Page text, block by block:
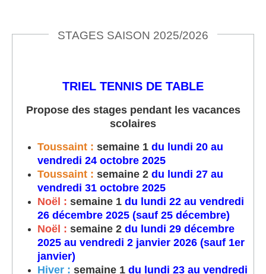
STAGES SAISON 2025/2026
TRIEL TENNIS DE TABLE
Propose des stages pendant les vacances
scolaires
Toussaint : semaine 1 du lundi 20 au
vendredi 24 octobre 2025
Toussaint : semaine 2 du lundi 27 au
vendredi 31 octobre 2025
Noël : semaine 1 du lundi 22 au vendredi
26 décembre 2025 (sauf 25 décembre)
Noël : semaine 2 du lundi 29 décembre
2025 au vendredi 2 janvier 2026 (sauf 1er
janvier)
Hiver : semaine 1 du lundi 23 au vendredi